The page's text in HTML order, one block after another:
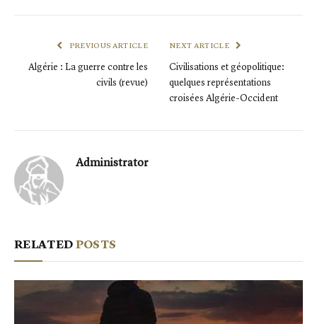
PREVIOUS ARTICLE
Algérie : La guerre contre les
civils (revue)
NEXT ARTICLE
Civilisations et géopolitique:
quelques représentations
croisées Algérie-Occident
Administrator
RELATEDPOSTS